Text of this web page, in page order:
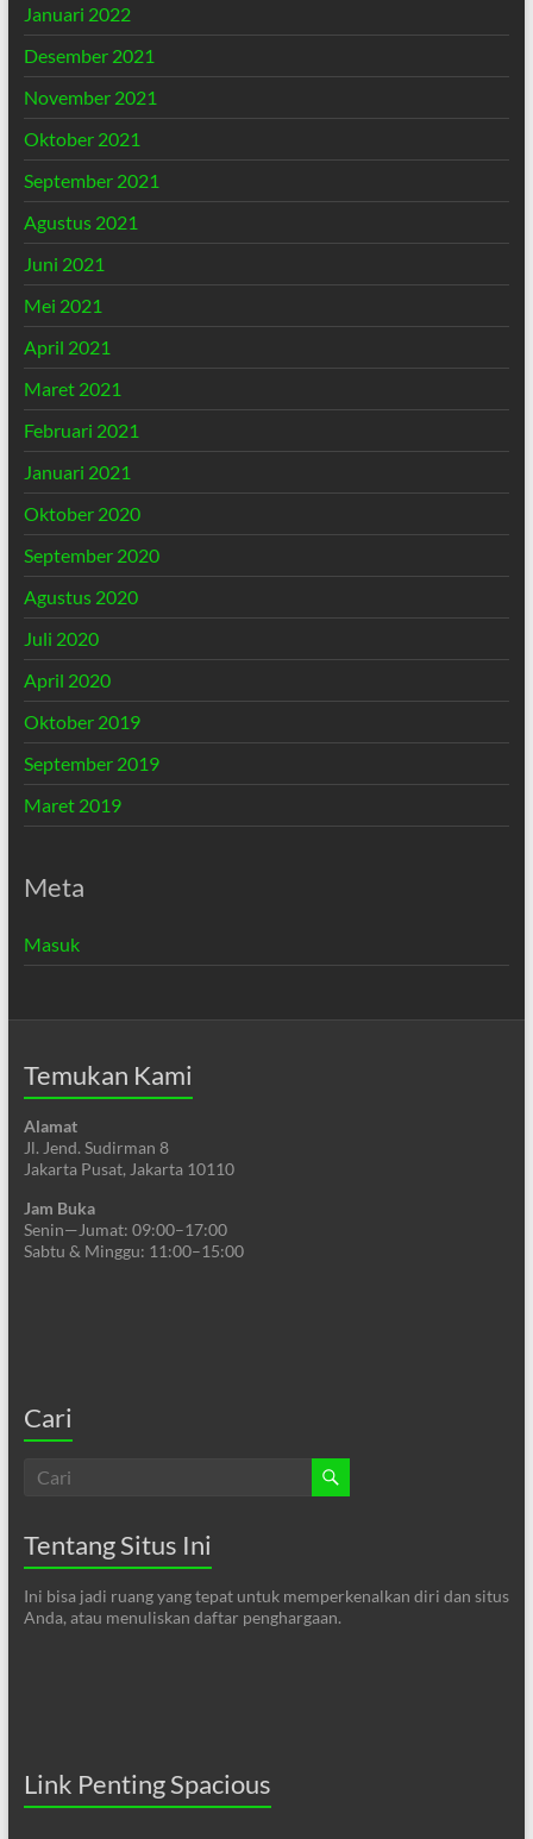
Januari 2022
Desember 2021
November 2021
Oktober 2021
September 2021
Agustus 2021
Juni 2021
Mei 2021
April 2021
Maret 2021
Februari 2021
Januari 2021
Oktober 2020
September 2020
Agustus 2020
Juli 2020
April 2020
Oktober 2019
September 2019
Maret 2019
Meta
Masuk
Temukan Kami
Alamat
Jl. Jend. Sudirman 8
Jakarta Pusat, Jakarta 10110
Jam Buka
Senin—Jumat: 09:00–17:00
Sabtu & Minggu: 11:00–15:00
Cari
Tentang Situs Ini
Ini bisa jadi ruang yang tepat untuk memperkenalkan diri dan situs
Anda, atau menuliskan daftar penghargaan.
Link Penting Spacious